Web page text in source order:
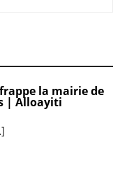
la mairie de
| Alloayiti